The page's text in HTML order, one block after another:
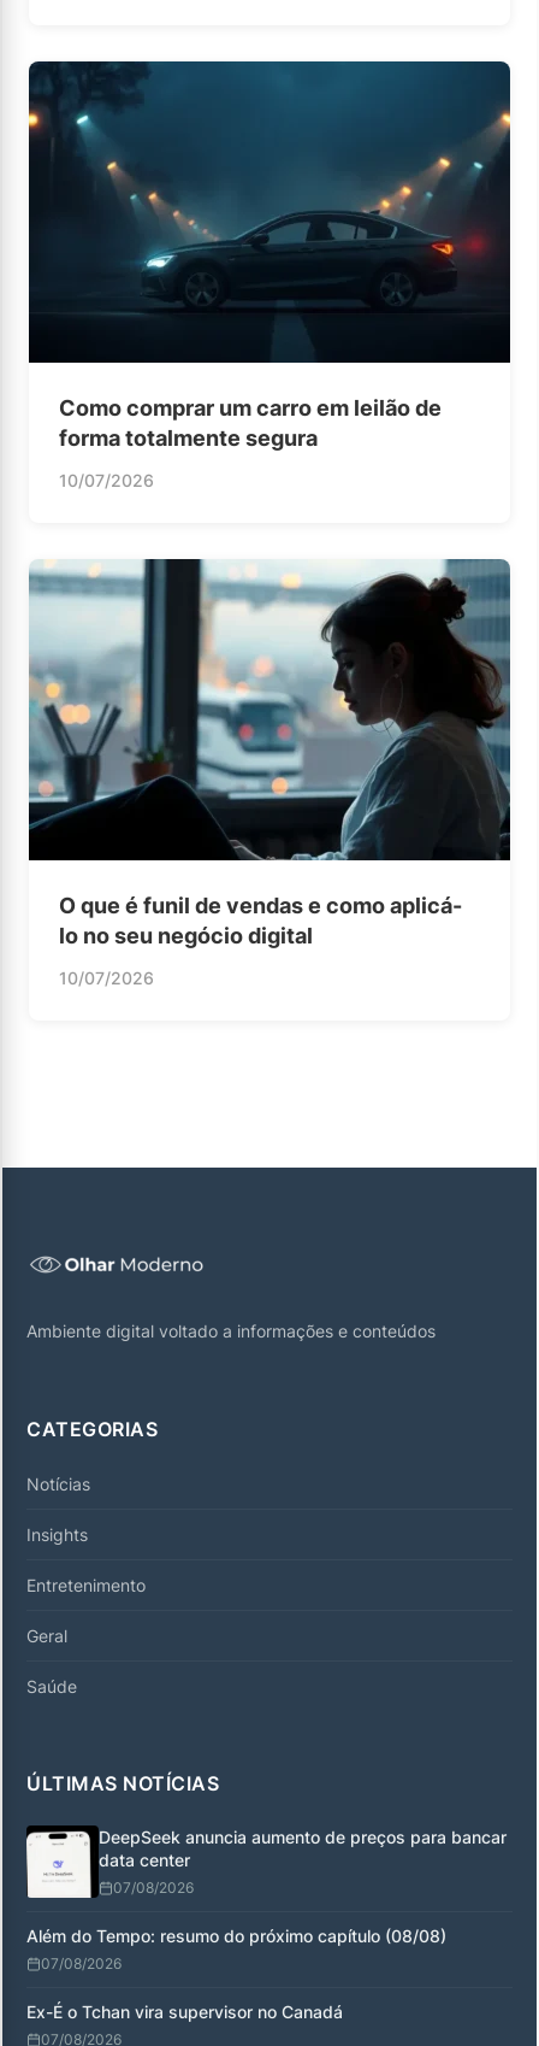
Como comprar um carro em leilão de
forma totalmente segura
10/07/2026
O que é funil de vendas e como aplicá-
lo no seu negócio digital
10/07/2026
Ambiente digital voltado a informações e conteúdos
CATEGORIAS
Notícias
Insights
Entretenimento
Geral
Saúde
ÚLTIMAS NOTÍCIAS
DeepSeek anuncia aumento de preços para bancar
data center
07/08/2026
Além do Tempo: resumo do próximo capítulo (08/08)
07/08/2026
Ex-É o Tchan vira supervisor no Canadá
07/08/2026